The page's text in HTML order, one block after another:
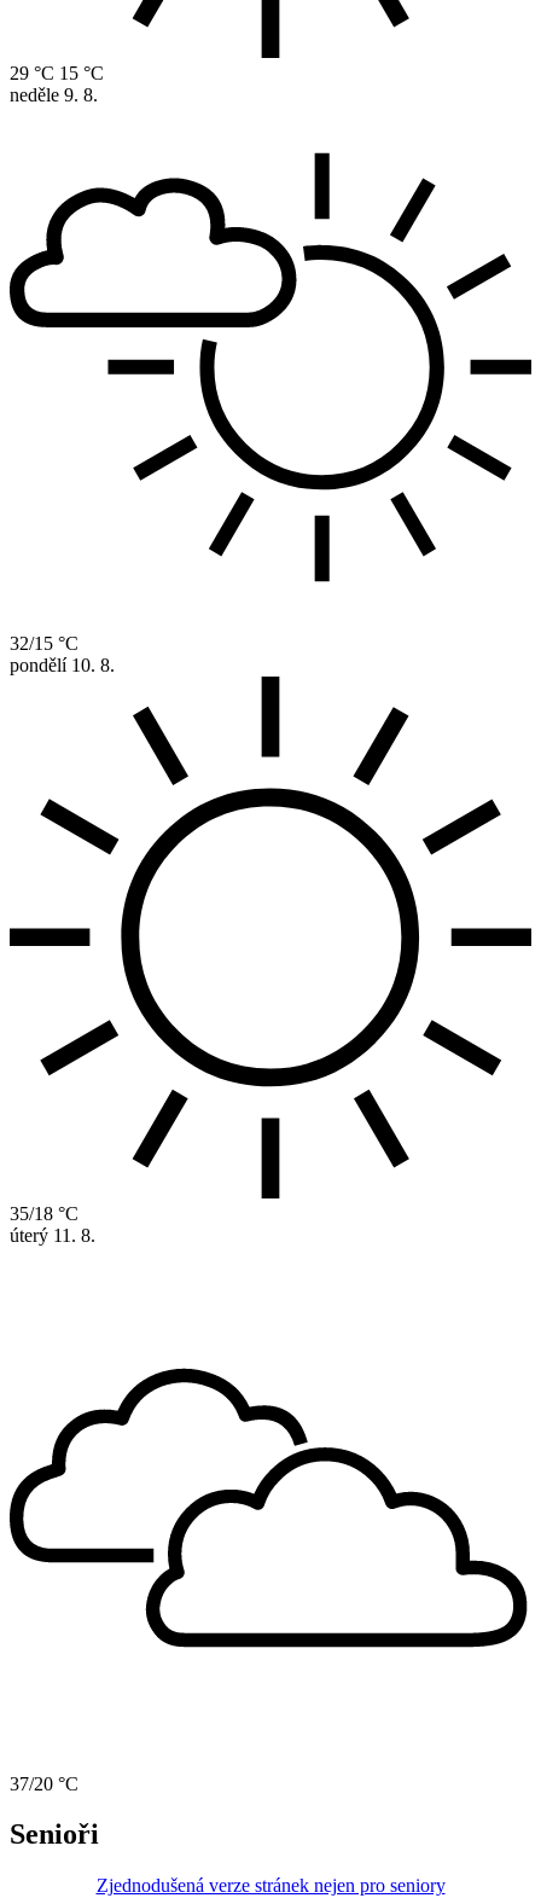
29 °C 15 °C
neděle 9. 8.
32/15 °C
pondělí 10. 8.
35/18 °C
úterý 11. 8.
37/20 °C
Senioři
Zjednodušená verze stránek nejen pro seniory